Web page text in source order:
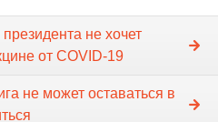
не хочет
от COVID-19
не может оставаться в